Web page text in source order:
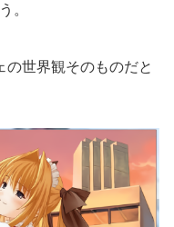
。
の世界観そのものだと